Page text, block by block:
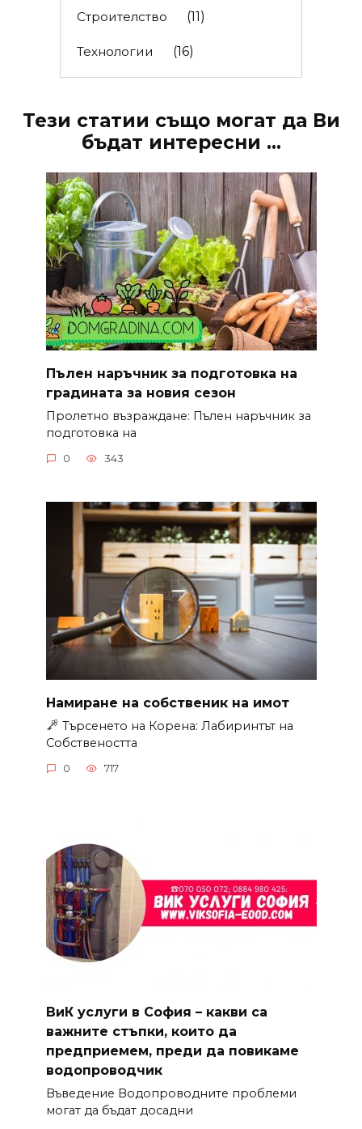
Строителство (11)
Технологии (16)
Тези статии също могат да Ви
бъдат интересни ...
Пълен наръчник за подготовка на
градината за новия сезон
Пролетно възраждане: Пълен наръчник за
подготовка на
0 343
Намиране на собственик на имот
Търсенето на Корена: Лабиринтът на
Собствеността
0 717
ВиК услуги в София – какви са
важните стъпки, които да
предприемем, преди да повикаме
водопроводчик
Въведение Водопроводните проблеми
могат да бъдат досадни